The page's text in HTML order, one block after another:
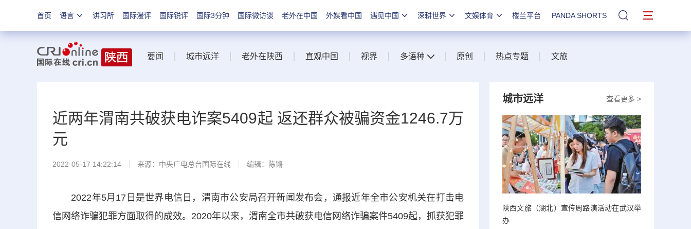
首页 语言 讲习所 国际漫评 国际锐评 国际3分钟 国际微访谈 老外在中国 外媒看中国 遇见中国 深耕世界 文娱体育 楼兰平台 PANDA SHORTS 站内搜索
要闻 城市远洋 老外在陕西 直观中国 视界 多语种 原创 热点专题 文旅
近两年渭南共破获电诈案5409起 返还群众被骗资金1246.7万
元
2022-05-17 14:22:14 来源：中央广电总台国际在线 编辑：陈锵
2022年5月17日是世界电信日，渭南市公安局召开新闻发布会，通报近年全市公安机关在打击电
信网络诈骗犯罪方面取得的成效。2020年以来，渭南全市共破获电信网络诈骗案件5409起，抓获犯罪
查看更多 >
城市远洋
陕西文旅（湖北）宣传周路演活动在武汉举
办